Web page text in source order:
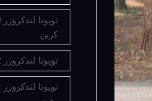
کربن
تویوتا لندکروزر 2022